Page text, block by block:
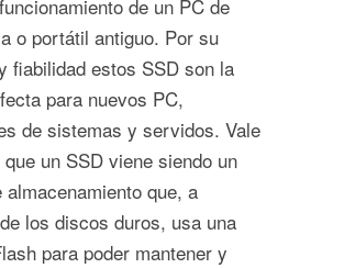
de un PC de
o portátil antiguo. Por su
fiabilidad estos SSD son la
para nuevos PC,
de sistemas y servidos. Vale
un SSD viene siendo un
que, a
los discos duros, usa una
para poder mantener y